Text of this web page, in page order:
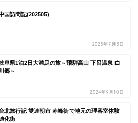
国訪問記(202505)
2025年7月3日
阜県1泊2日大満足の旅～飛騨高山 下呂温泉 白
川郷～
2024年9月10日
北旅行記 雙連朝市 赤峰街で地元の理容室体験
化街